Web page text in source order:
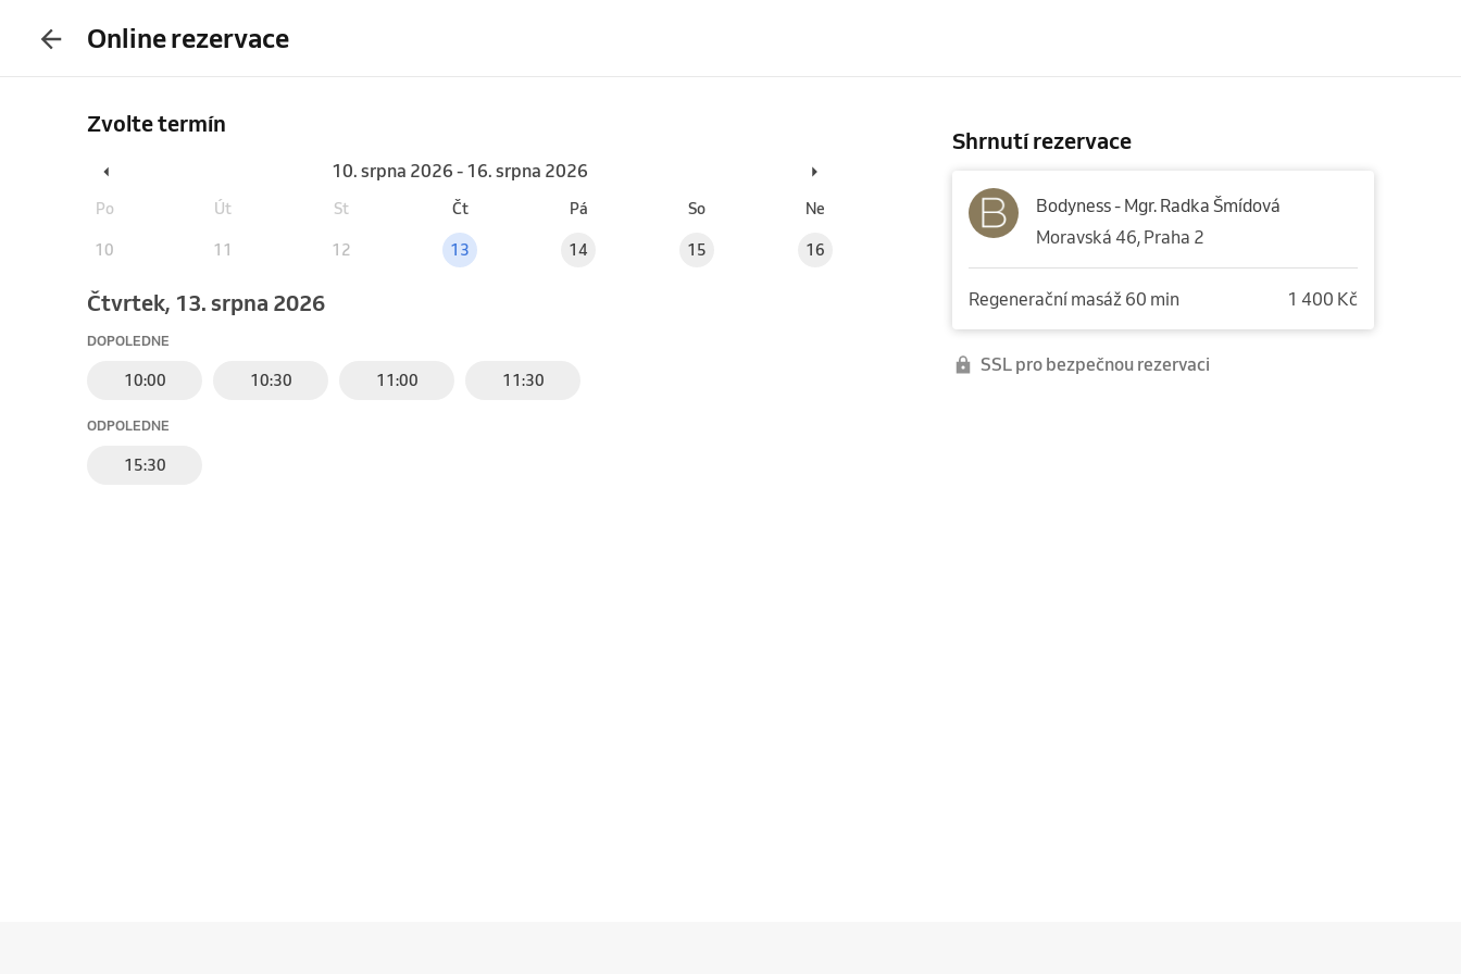
Online rezervace
Zvolte termín
10. srpna 2026 - 16. srpna 2026
Po Út St Čt Pá So Ne
10 11 12 13 14 15 16
čtvrtek, 13. srpna 2026
DOPOLEDNE
10:00 10:30 11:00 11:30
ODPOLEDNE
15:30
Shrnutí rezervace
Bodyness - Mgr. Radka Šmídová
Moravská 46, Praha 2
Regenerační masáž 60 min 1 400 Kč
SSL pro bezpečnou rezervaci